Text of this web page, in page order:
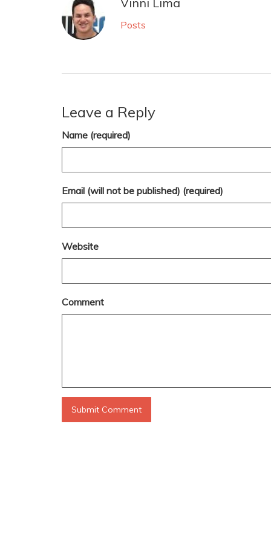
Posts
Leave a Reply
Name (required)
Email (will not be published) (required)
Website
Comment